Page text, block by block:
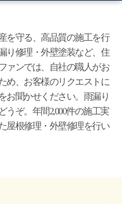
を守る、高品質の施工を行
り修理・外壁塗装など、住
ァンでは、自社の職人がお
め、お客様のリクエストに
お聞かせください。雨漏り
ぞ。年間2,000件の施工実
屋根修理・外壁修理を行い